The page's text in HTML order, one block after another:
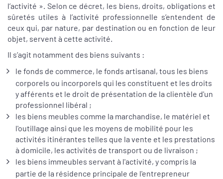
l’activité ». Selon ce décret, les biens, droits, obligations et
sûretés utiles à l’activité professionnelle s’entendent de
ceux qui, par nature, par destination ou en fonction de leur
objet, servent à cette activité.
Il s’agit notamment des biens suivants :
le fonds de commerce, le fonds artisanal, tous les biens
corporels ou incorporels qui les constituent et les droits
y afférents et le droit de présentation de la clientèle d'un
professionnel libéral ;
les biens meubles comme la marchandise, le matériel et
l'outillage ainsi que les moyens de mobilité pour les
activités itinérantes telles que la vente et les prestations
à domicile, les activités de transport ou de livraison ;
les biens immeubles servant à l'activité, y compris la
partie de la résidence principale de l'entrepreneur